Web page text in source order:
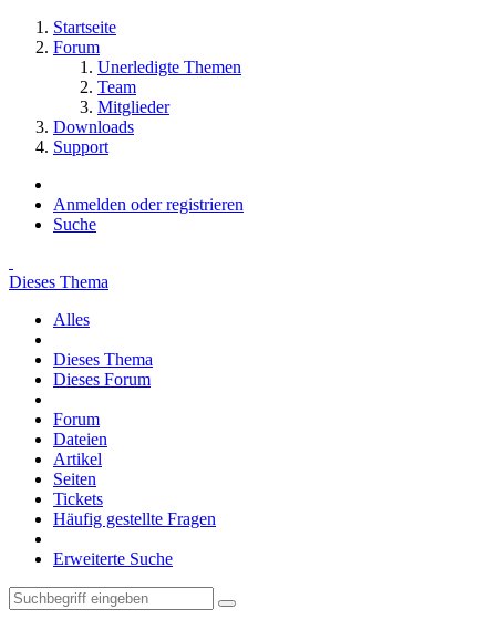
Startseite
Forum
Unerledigte Themen
Team
Mitglieder
Downloads
Support
Anmelden oder registrieren
Suche
Dieses Thema
Alles
Dieses Thema
Dieses Forum
Forum
Dateien
Artikel
Seiten
Tickets
Häufig gestellte Fragen
Erweiterte Suche